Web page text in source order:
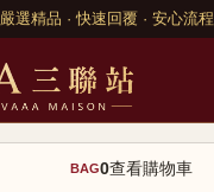
嚴選精品 · 快速回覆 · 安心流程
BAG0查看購物車